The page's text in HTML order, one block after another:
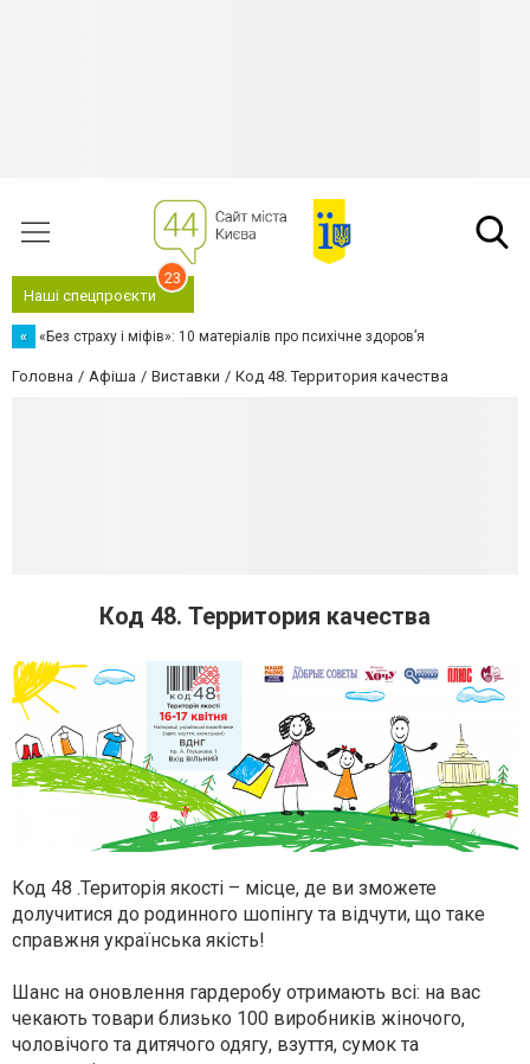
Наші спецпроєкти
23
« «Без страху і міфів»: 10 матеріалів про психічне здоров’я
Головна Афіша Виставки Код 48. Территория качества
Код 48. Территория качества
Код 48 .Територія якості – місце, де ви зможете
долучитися до родинного шопінгу та відчути, що таке
справжня українська якість!
Шанс на оновлення гардеробу отримають всі: на вас
чекають товари близько 100 виробників жіночого,
чоловічого та дитячого одягу, взуття, сумок та